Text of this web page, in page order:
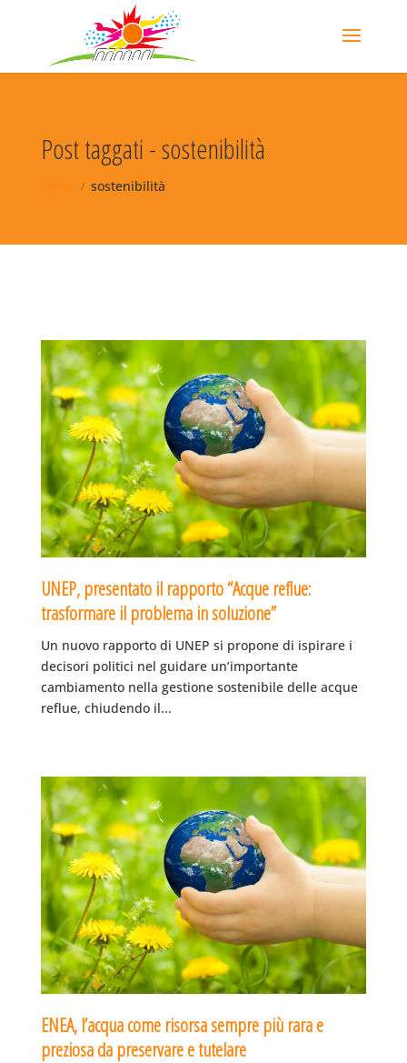
Post taggati - sostenibilità
sostenibilità
UNEP, presentato il rapporto “Acque reflue:
trasformare il problema in soluzione”
Un nuovo rapporto di UNEP si propone di ispirare i
decisori politici nel guidare un’importante
cambiamento nella gestione sostenibile delle acque
reflue, chiudendo il...
ENEA, l’acqua come risorsa sempre più rara e
preziosa da preservare e tutelare